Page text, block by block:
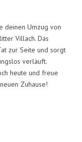
deinen Umzug von
Villach. Das
zur Seite und sorgt
verläuft.
heute und freue
Zuhause!